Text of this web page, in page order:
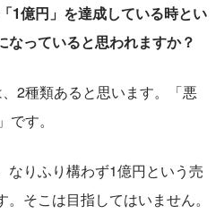
1億円」を達成している時とい
なっていると思われますか？
2種類あると思います。「悪
す。
なりふり構わず1億円という売
そこは目指してはいません。